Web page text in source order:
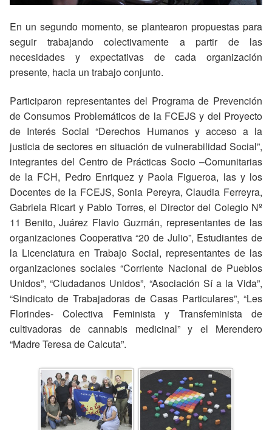
En un segundo momento, se plantearon propuestas para
seguir trabajando colectivamente a partir de las
necesidades y expectativas de cada organización
presente, hacia un trabajo conjunto.
Participaron representantes del Programa de Prevención
de Consumos Problemáticos de la FCEJS y del Proyecto
de Interés Social “Derechos Humanos y acceso a la
justicia de sectores en situación de vulnerabilidad Social”,
integrantes del Centro de Prácticas Socio –Comunitarias
de la FCH, Pedro Enriquez y Paola Figueroa, las y los
Docentes de la FCEJS, Sonia Pereyra, Claudia Ferreyra,
Gabriela Ricart y Pablo Torres, el Director del Colegio Nº
11 Benito, Juárez Flavio Guzmán, representantes de las
organizaciones Cooperativa “20 de Julio”, Estudiantes de
la Licenciatura en Trabajo Social, representantes de las
organizaciones sociales “Corriente Nacional de Pueblos
Unidos”, “Ciudadanos Unidos”, “Asociación Sí a la Vida”,
“Sindicato de Trabajadoras de Casas Particulares”, “Les
Florindes- Colectiva Feminista y Transfeminista de
cultivadoras de cannabis medicinal” y el Merendero
“Madre Teresa de Calcuta”.